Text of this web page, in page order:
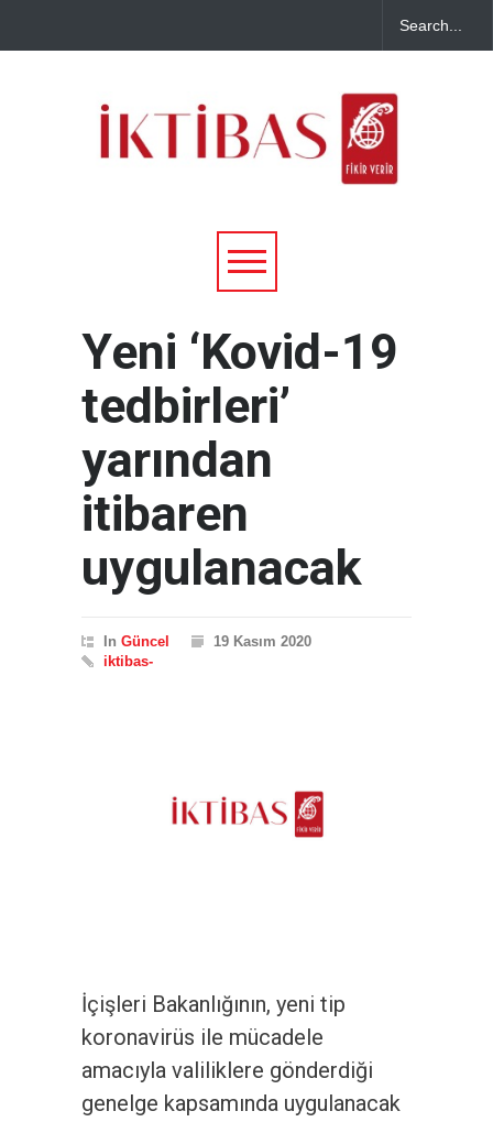
Yeni ‘Kovid-19
tedbirleri’
yarından
itibaren
uygulanacak
In Güncel
19 Kasım 2020
iktibas-
İçişleri Bakanlığının, yeni tip
koronavirüs ile mücadele
amacıyla valiliklere gönderdiği
genelge kapsamında uygulanacak